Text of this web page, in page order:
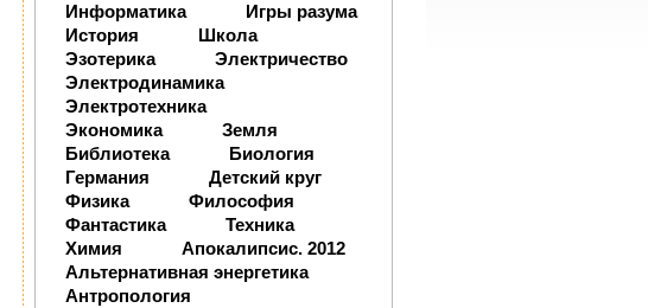
Информатика
Игры разума
История
Школа
Эзотерика
Электричество
Электродинамика
Электротехника
Экономика
Земля
Библиотека
Биология
Германия
Детский круг
Физика
Философия
Фантастика
Техника
Химия
Апокалипсис. 2012
Альтернативная энергетика
Антропология